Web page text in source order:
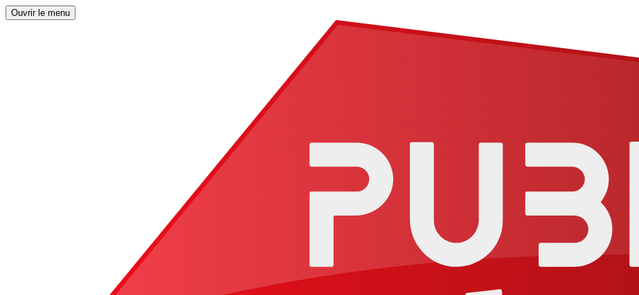
Ouvrir le menu